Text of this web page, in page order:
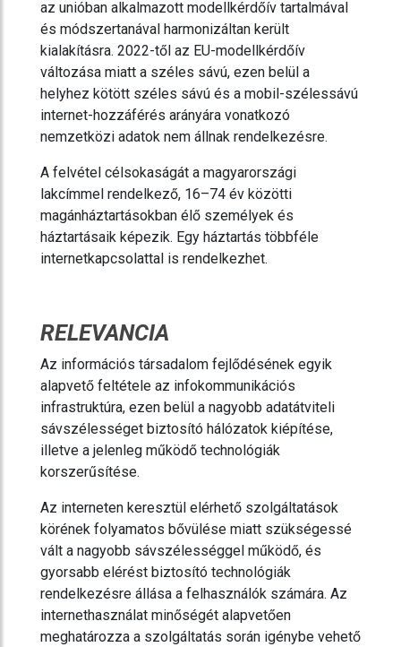
az unióban alkalmazott modellkérdőív tartalmával
és módszertanával harmonizáltan került
kialakításra. 2022-től az EU-modellkérdőív
változása miatt a széles sávú, ezen belül a
helyhez kötött széles sávú és a mobil-szélessávú
internet-hozzáférés arányára vonatkozó
nemzetközi adatok nem állnak rendelkezésre.
A felvétel célsokaságát a magyarországi
lakcímmel rendelkező, 16–74 év közötti
magánháztartásokban élő személyek és
háztartásaik képezik. Egy háztartás többféle
internetkapcsolattal is rendelkezhet.
RELEVANCIA
Az információs társadalom fejlődésének egyik
alapvető feltétele az infokommunikációs
infrastruktúra, ezen belül a nagyobb adatátviteli
sávszélességet biztosító hálózatok kiépítése,
illetve a jelenleg működő technológiák
korszerűsítése.
Az interneten keresztül elérhető szolgáltatások
körének folyamatos bővülése miatt szükségessé
vált a nagyobb sávszélességgel működő, és
gyorsabb elérést biztosító technológiák
rendelkezésre állása a felhasználók számára. Az
internethasználat minőségét alapvetően
meghatározza a szolgáltatás során igénybe vehető